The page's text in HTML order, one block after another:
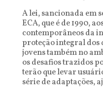
A lei, sancionada em
ECA, que é de 1990,
contemporâneos da
proteção integral dos
jovens também no
os desafios trazidos
terão que levar
série de adaptações,